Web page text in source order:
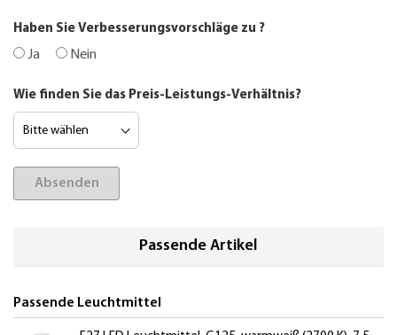
Haben Sie Verbesserungsvorschläge zu ?
Ja Nein
Wie finden Sie das Preis-Leistungs-Verhältnis?
Absenden
Passende Artikel
Passende Leuchtmittel